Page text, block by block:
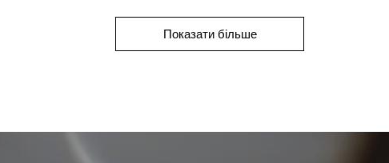
Показати більше